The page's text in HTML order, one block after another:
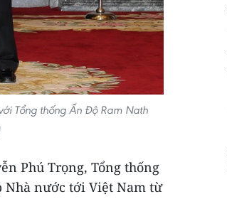
Tổng thống Ấn Độ Ram Nath
Phú Trọng, Tổng thống
Nhà nước tới Việt Nam từ